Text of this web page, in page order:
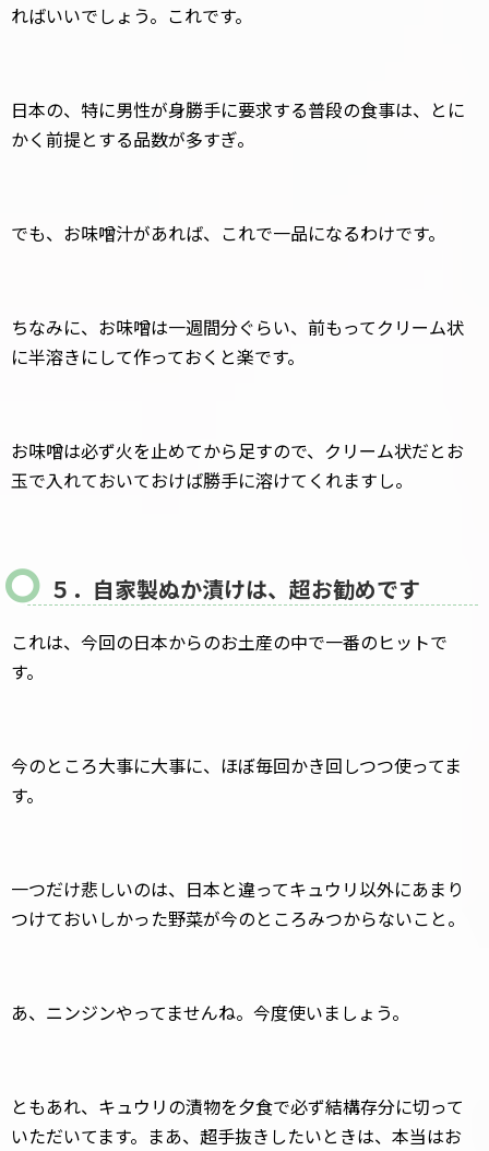
ればいいでしょう。これです。
日本の、特に男性が身勝手に要求する普段の食事は、とに
かく前提とする品数が多すぎ。
でも、お味噌汁があれば、これで一品になるわけです。
ちなみに、お味噌は一週間分ぐらい、前もってクリーム状
に半溶きにして作っておくと楽です。
お味噌は必ず火を止めてから足すので、クリーム状だとお
玉で入れておいておけば勝手に溶けてくれますし。
５．自家製ぬか漬けは、超お勧めです
これは、今回の日本からのお土産の中で一番のヒットで
す。
今のところ大事に大事に、ほぼ毎回かき回しつつ使ってま
す。
一つだけ悲しいのは、日本と違ってキュウリ以外にあまり
つけておいしかった野菜が今のところみつからないこと。
あ、ニンジンやってませんね。今度使いましょう。
ともあれ、キュウリの漬物を夕食で必ず結構存分に切って
いただいてます。まあ、超手抜きしたいときは、本当はお